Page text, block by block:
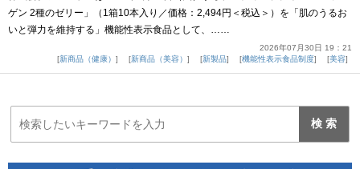
ゲン 2種のゼリー」（1箱10本入り／価格：2,494円＜税込＞）を「肌のうるお
いと弾力を維持する」機能性表示食品として、……
2026年07月30日 19：21
新商品（健康）
新商品（美容） 新製品 機能性表示食品制度 美容